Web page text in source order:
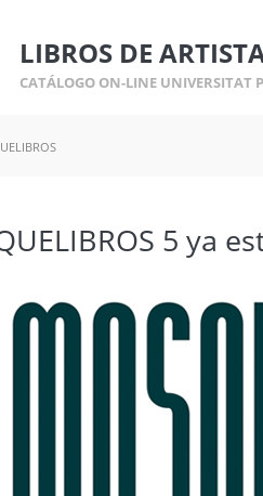
LIBROS DE
CATÁLOGO ON-LINE UNIVERSITAT
5 ya